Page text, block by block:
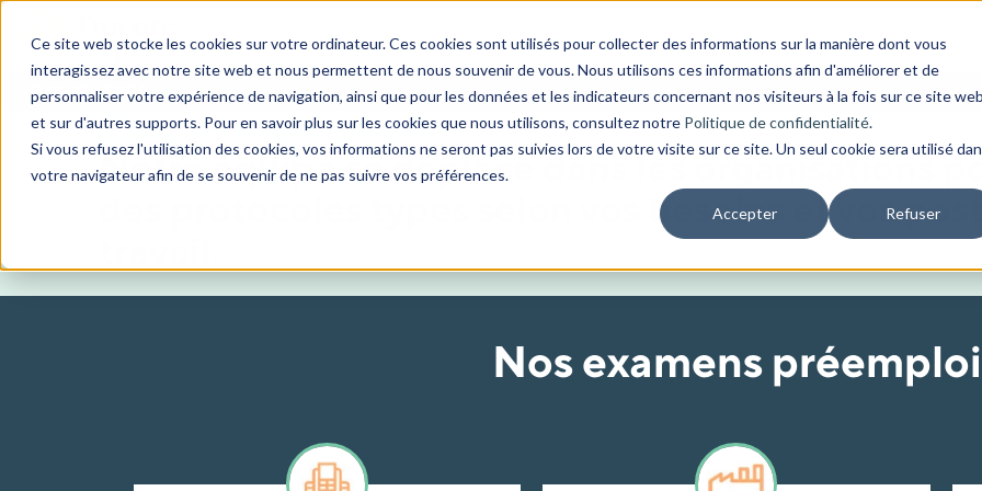
Ce site web stocke les cookies sur votre ordinateur. Ces cookies sont utilisés pour collecter des informations sur la manière dont vous
interagissez avec notre site web et nous permettent de nous souvenir de vous. Nous utilisons ces informations afin d'améliorer et de
personnaliser votre expérience de navigation, ainsi que pour les données et les indicateurs concernant nos visiteurs à la fois sur ce site web
et sur d'autres supports. Pour en savoir plus sur les cookies que nous utilisons, consultez notre Politique de confidentialité.
Si vous refusez l'utilisation des cookies, vos informations ne seront pas suivies lors de votre visite sur ce site. Un seul cookie sera utilisé
votre navigateur afin de se souvenir de ne pas suivre vos préférences.
Accepter Refuser
1.844.684.8200
Examens préemploi
Notre équipe se déplace dans les organisations
des protocoles types selon vos besoins et vos
Nos examens préemploi